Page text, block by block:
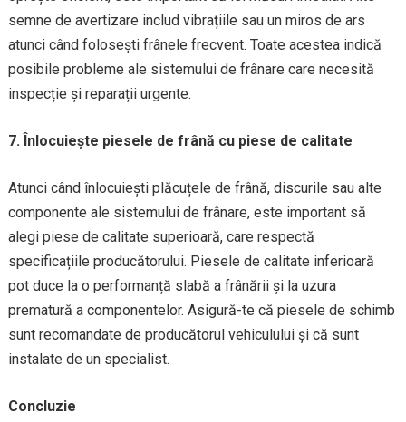
semne de avertizare includ vibrațiile sau un miros de ars
atunci când folosești frânele frecvent. Toate acestea indică
posibile probleme ale sistemului de frânare care necesită
inspecție și reparații urgente.
7. Înlocuiește piesele de frână cu piese de calitate
Atunci când înlocuiești plăcuțele de frână, discurile sau alte
componente ale sistemului de frânare, este important să
alegi piese de calitate superioară, care respectă
specificațiile producătorului. Piesele de calitate inferioară
pot duce la o performanță slabă a frânării și la uzura
prematură a componentelor. Asigură-te că piesele de schimb
sunt recomandate de producătorul vehiculului și că sunt
instalate de un specialist.
Concluzie